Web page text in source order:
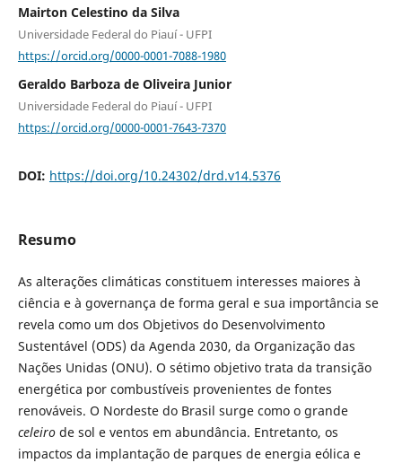
Mairton Celestino da Silva
Universidade Federal do Piauí - UFPI
https://orcid.org/0000-0001-7088-1980
Geraldo Barboza de Oliveira Junior
Universidade Federal do Piauí - UFPI
https://orcid.org/0000-0001-7643-7370
DOI: https://doi.org/10.24302/drd.v14.5376
Resumo
As alterações climáticas constituem interesses maiores à
ciência e à governança de forma geral e sua importância se
revela como um dos Objetivos do Desenvolvimento
Sustentável (ODS) da Agenda 2030, da Organização das
Nações Unidas (ONU). O sétimo objetivo trata da transição
energética por combustíveis provenientes de fontes
renováveis. O Nordeste do Brasil surge como o grande
celeirode sol e ventos em abundância. Entretanto, os
impactos da implantação de parques de energia eólica e